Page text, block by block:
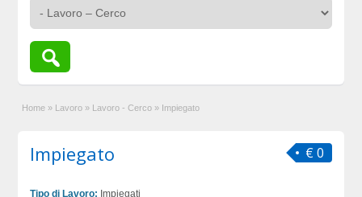
Home » Lavoro » Lavoro - Cerco » Impiegato
€ 0
Impiegato
Tipo di Lavoro: Impiegati